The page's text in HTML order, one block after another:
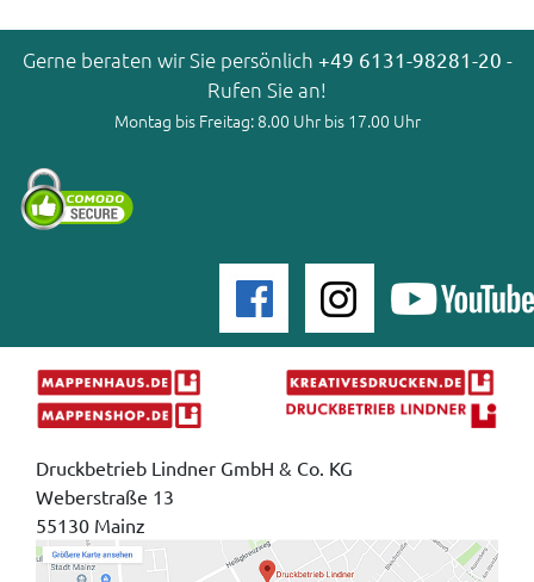
Gerne beraten wir Sie persönlich +49 6131-98281-20 -
Rufen Sie an!
Montag bis Freitag: 8.00 Uhr bis 17.00 Uhr
Druckbetrieb Lindner GmbH & Co. KG
Weberstraße 13
55130 Mainz